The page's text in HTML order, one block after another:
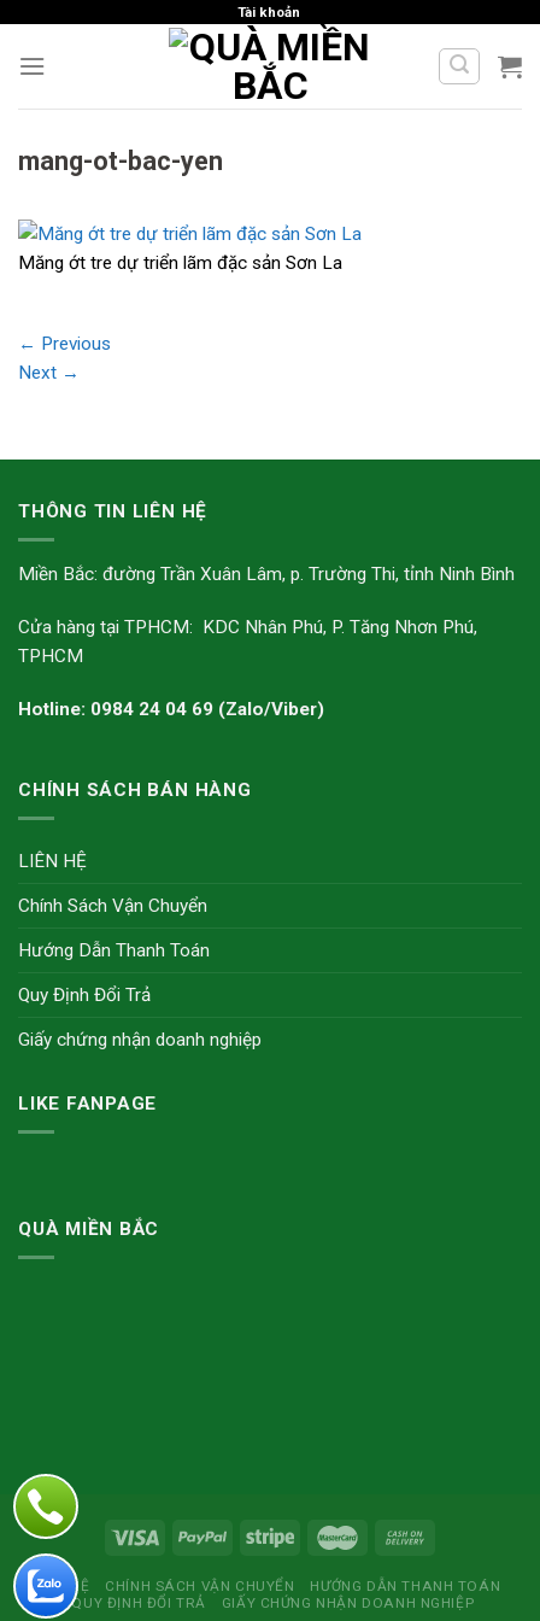
content
Tài khoản
mang-ot-bac-yen
Măng ớt tre dự triển lãm đặc sản Sơn La
← Previous
Next →
THÔNG TIN LIÊN HỆ
Miền Bắc: đường Trần Xuân Lâm, p. Trường Thi, tỉnh Ninh Bình
Cửa hàng tại TPHCM: KDC Nhân Phú, P. Tăng Nhơn Phú,
TPHCM
Hotline: 0984 24 04 69 (Zalo/Viber)
CHÍNH SÁCH BÁN HÀNG
LIÊN HỆ
Chính Sách Vận Chuyển
Hướng Dẫn Thanh Toán
Quy Định Đổi Trả
Giấy chứng nhận doanh nghiệp
LIKE FANPAGE
QUÀ MIỀN BẮC
LIÊN HỆ CHÍNH SÁCH VẬN CHUYỂN
HƯỚNG DẪN THANH TOÁN
QUY ĐỊNH ĐỔI TRẢ
GIẤY CHỨNG NHẬN DOANH NGHIỆP